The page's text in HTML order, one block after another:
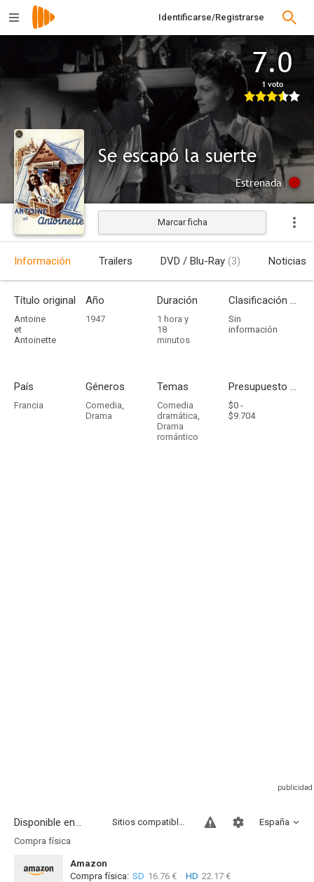
Identificarse/Registrarse
7.0
1 voto
Se escapó la suerte
Estrenada
Marcar ficha
Información Trailers DVD / Blu-Ray (3) Noticias
Título original
Antoine
et
Antoinette
Año
1947
Duración
1 hora y
18
minutos
Clasificación por edades
Sin
información
País
Francia
Géneros
Comedia,
Drama
Temas
Comedia
dramática,
Drama
romántico
Presupuesto - Ingresos
$0 -
$9.704
Disponible en... España
Sitios compatibles
Compra física
Amazon
Compra física: SD 16.76 € HD 22.17 €